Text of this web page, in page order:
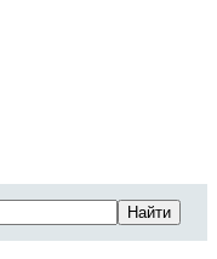
Найти